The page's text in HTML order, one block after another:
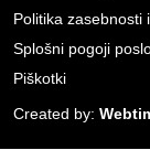
Politika zasebnosti
Splošni pogoji
Piškotki
Created by: